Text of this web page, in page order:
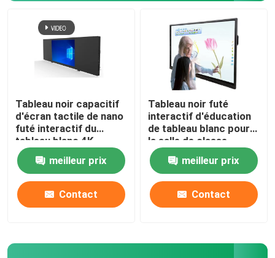
Tableau noir capacitif
d'écran tactile de nano
futé interactif du
tableau blanc 4K
d'éducation
meilleur prix
Contact
Tableau noir futé
interactif d'éducation
de tableau blanc pour
la salle de classe
d'école
meilleur prix
Contact